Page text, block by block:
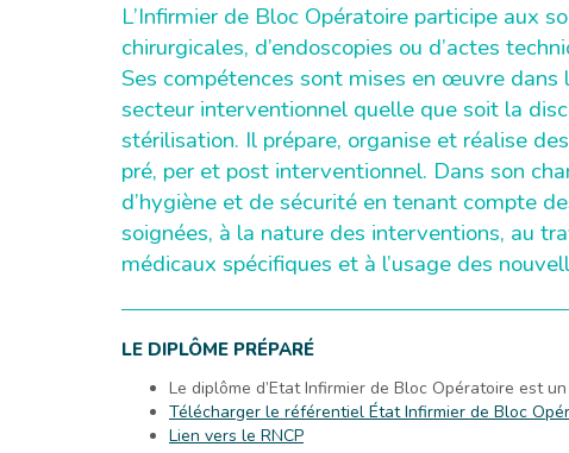
L’Infirmier de Bloc Opératoire participe aux
chirurgicales, d’endoscopies ou d’actes
Ses compétences sont mises en œuvre dans
secteur interventionnel quelle que soit la
stérilisation. Il prépare, organise et réalise
pré, per et post interventionnel. Dans son
d’hygiène et de sécurité en tenant compte
soignées, à la nature des interventions, au
médicaux spécifiques et à l’usage des
LE DIPLÔME PRÉPARÉ
Le diplôme d’Etat Infirmier de Bloc Opératoire est
Télécharger le référentiel État Infirmier de Bloc
Lien vers le RNCP